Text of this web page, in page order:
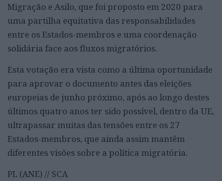
Migração e Asilo, que foi proposto em 2020 para
uma partilha equitativa das responsabilidades
entre os Estados-membros e uma coordenação
solidária face aos fluxos migratórios.
Esta votação era vista como a última oportunidade
para aprovar o documento antes das eleições
europeias de junho próximo, após ao longo destes
últimos quatro anos ter sido possível, dentro da UE,
ultrapassar muitas das tensões entre os 27
Estados-membros, que ainda assim mantêm
diferentes visões sobre a política migratória.
PL (ANE) // SCA